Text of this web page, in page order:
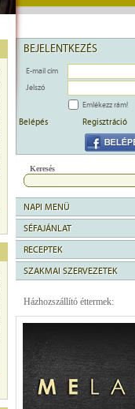
BEJELENTKEZÉS
E-mail cím
Jelszó
Emlékezz rám!
Belépés Regisztráció
Keresés
NAPI MENÜ
SÉFAJÁNLAT
RECEPTEK
SZAKMAI SZERVEZETEK
Házhozszállító éttermek: